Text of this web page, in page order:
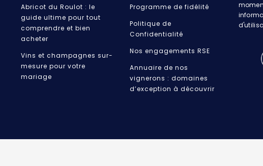
Abricot du Roulot : le
guide ultime pour tout
comprendre et bien
acheter
Vins et champagnes sur-
mesure pour votre
mariage
Programme de fidélité
Politique de
Confidentialité
Nos engagements RSE
Annuaire de nos
vignerons : domaines
d’exception à découvrir